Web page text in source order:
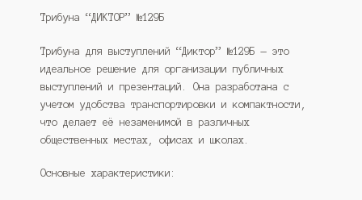
Трибуна “ДИКТОР” №129Б
Трибуна для выступлений “Диктор” №129Б — это
идеальное решение для организации публичных
выступлений и презентаций. Она разработана с
учетом удобства транспортировки и компактности,
что делает её незаменимой в различных
общественных местах, офисах и школах.
Основные характеристики: